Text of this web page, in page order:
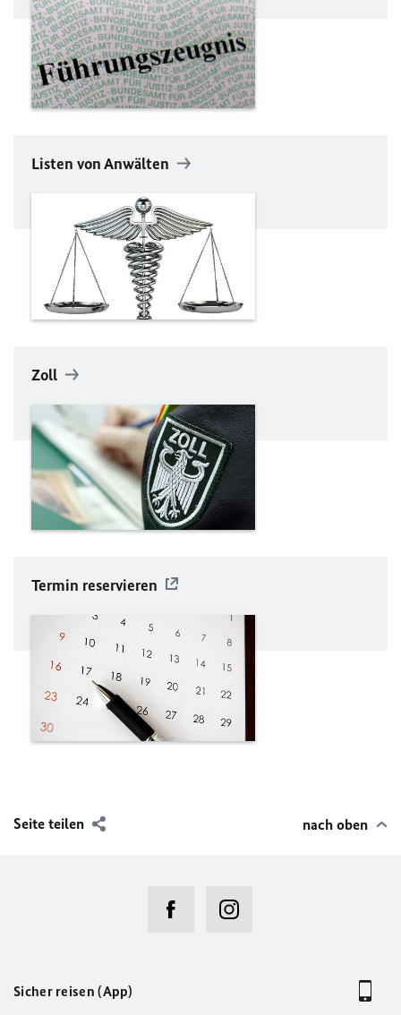
Listen von Anwälten
Zoll
Termin reservieren
Seite teilen nach oben
Sicher reisen (App)